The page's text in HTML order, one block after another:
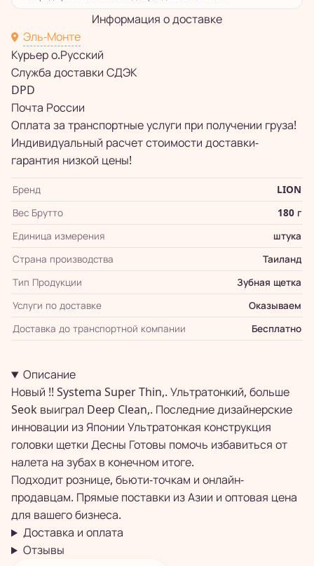
Информация о доставке
Эль-Монте
Курьер о.Русский
Служба доставки СДЭК
DPD
Почта России
Оплата за транспортные услуги при получении груза!
Индивидуальный расчет стоимости доставки-
гарантия низкой цены!
Бренд
LION
Вес Брутто
180 г
Единица измерения
штука
Страна производства
Таиланд
Тип Продукции
Зубная щетка
Услуги по доставке
Оказываем
Доставка до транспортной компании
Бесплатно
Описание
Новый !! Systema Super Thin,. Ультратонкий, больше
Seok выиграл Deep Clean,. Последние дизайнерские
инновации из Японии Ультратонкая конструкция
головки щетки Десны Готовы помочь избавиться от
налета на зубах в конечном итоге.
Подходит рознице, бьюти-точкам и онлайн-
продавцам. Прямые поставки из Азии и оптовая цена
для вашего бизнеса.
Доставка и оплата
Отзывы